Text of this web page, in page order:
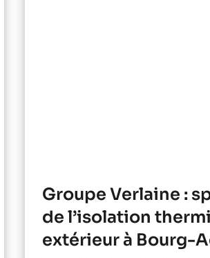
Groupe Verlaine :
de l’isolation
extérieur à Bourg-